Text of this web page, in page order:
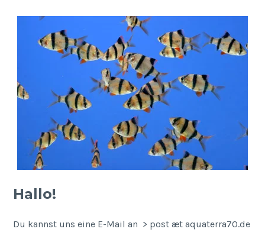
Hallo!
Du kannst uns eine E-Mail an > post æt aquaterra70.de